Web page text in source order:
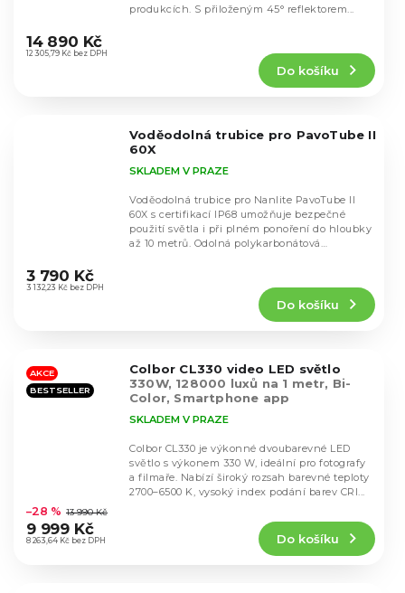
hodnocení
produktu
12 305,79 Kč bez DPH
14 890 Kč
Do košíku
produkcích. S přiloženým 45° reflektorem...
Voděodolná trubice pro PavoTube II
60X
hodnocení
produktu
hvězdiček.
SKLADEM V PRAZE
3 132,23 Kč bez DPH
3 790 Kč
Do košíku
Voděodolná trubice pro Nanlite PavoTube II
60X s certifikací IP68 umožňuje bezpečné
použití světla i při plném ponoření do hloubky
až 10 metrů. Odolná polykarbonátová
AKCE
BESTSELLER
Colbor CL330 video LED světlo
330W, 128000 luxů na 1 metr, Bi-
Color, Smartphone app
hodnocení
produktu
je
SKLADEM V PRAZE
8 263,64 Kč bez DPH
–28 % 13 990 Kč
9 999 Kč
Do košíku
Colbor CL330 je výkonné dvoubarevné LED
světlo s výkonem 330 W, ideální pro fotografy
a filmaře. Nabízí široký rozsah barevné teploty
2700–6500 K, vysoký index podání barev CRI...